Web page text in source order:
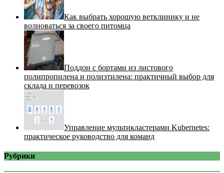
Как выбрать хорошую ветклинику и не
волноваться за своего питомца
Поддон с бортами из листового
полипропилена и полиэтилена: практичный выбор для
склада и перевозок
Управление мультикластерами Kubernetes:
практическое руководство для команд
Рубрики